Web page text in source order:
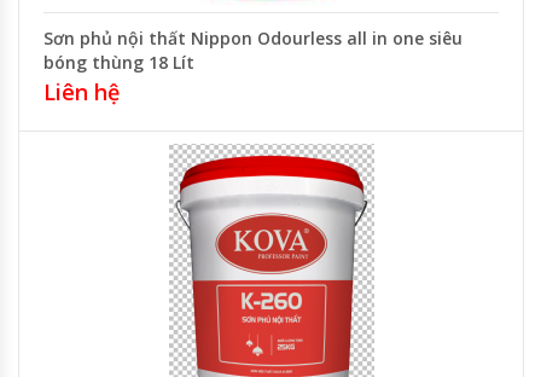
Sơn phủ nội thất Nippon Odourless all in one siêu
bóng thùng 18 Lít
Liên hệ